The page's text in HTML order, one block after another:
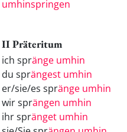
umhinspringen
II Präteritum
ich spränge umhin
du sprängest umhin
er/sie/es spränge umhin
wir sprängen umhin
ihr spränget umhin